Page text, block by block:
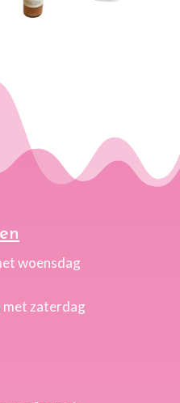
woensdag
zaterdag